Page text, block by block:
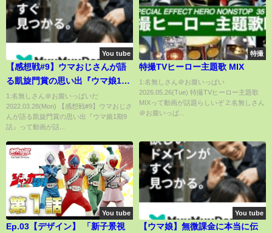
You tube
【感想戦#9】ウマおじさんが語
る凱旋門賞の思い出『ウマ娘1期
9話』
1:名無しさん＠お腹いっぱいだ
2022.03.28(Mon) 【感想戦#9】ウマおじさ
んが語る凱旋門賞の思い出『ウマ娘1期9
話』って動画が話...
特撮
特撮TVヒーロー主題歌 MIX
1:名無しさん＠お腹いっぱい
2026.05.26(Tue) 特撮TVヒーロー主題歌
MIXって動画が話題らしいぞ 2:名無しさん
＠お腹いっぱ...
You tube
Ep.03【デザイン】 「新子景視
You tube
【ウマ娘】無微課金に本当に伝